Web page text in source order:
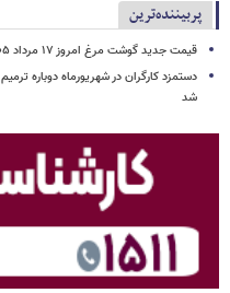
پربیننده‌ترین
قیمت جدید گوشت مرغ امروز ۱۷ مرداد ۱۴۰۵/ مرغ کامل کیلویی چند شد؟ + جدول
دستمزد کارگران در شهریورماه دوباره
شد